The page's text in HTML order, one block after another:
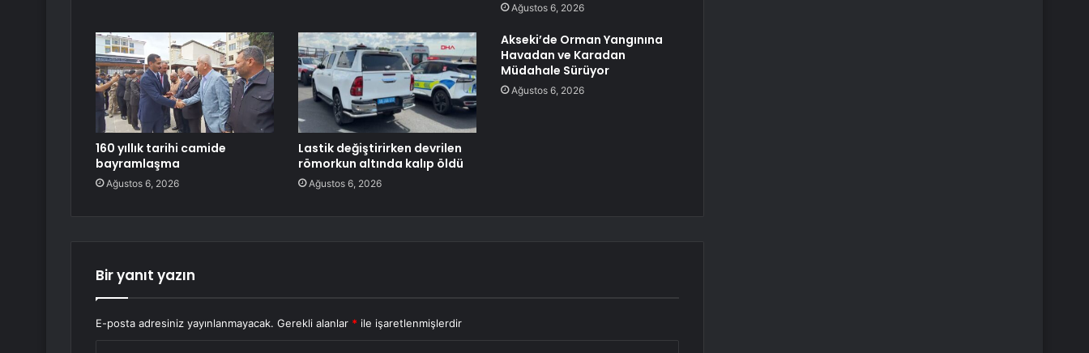
Ağustos 6, 2026
160 yıllık tarihi camide
bayramlaşma
Ağustos 6, 2026
Lastik değiştirirken devrilen
römorkun altında kalıp öldü
Ağustos 6, 2026
Akseki’de Orman Yangınına
Havadan ve Karadan
Müdahale Sürüyor
Ağustos 6, 2026
Bir yanıt yazın
E-posta adresiniz yayınlanmayacak. Gerekli alanlar * ile işaretlenmişlerdir